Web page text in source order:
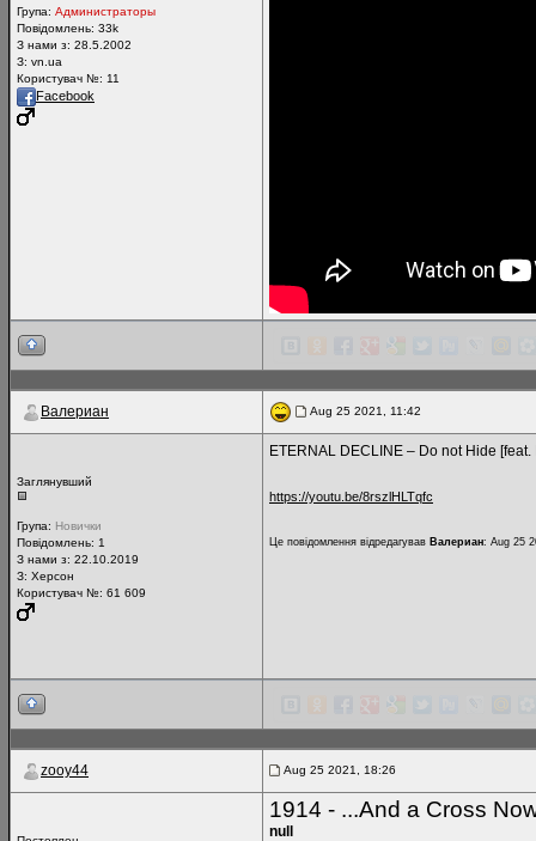
Група: Администраторы
Повідомлень: 33k
З нами з: 28.5.2002
З: vn.ua
Користувач №: 11
Facebook
Валериан Aug 25 2021, 11:42
Заглянувший
Група: Новички
Повідомлень: 1
З нами з: 22.10.2019
З: Херсон
Користувач №: 61 609
ETERNAL DECLINE – Do not Hide
https://youtu.be/8rszlHLTqfc
Це повідомлення відредагував Валериан: Aug 25
zooy44 Aug 25 2021, 18:26
1914 - ...And a Cross
null